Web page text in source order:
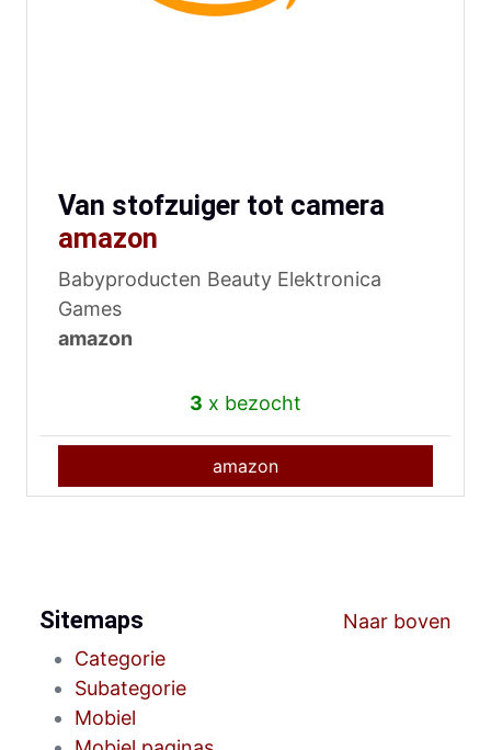
Van stofzuiger tot camera
amazon
Babyproducten Beauty Elektronica
Games
amazon
3 x bezocht
amazon
Naar boven
Sitemaps
Categorie
Subategorie
Mobiel